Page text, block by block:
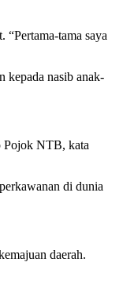
tama saya
kepada nasib anak-
Pojok NTB, kata
di dunia
daerah.